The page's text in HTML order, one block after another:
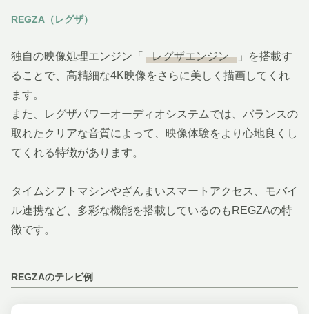
REGZA（レグザ）
独自の映像処理エンジン「 レグザエンジン
」を搭載す
ることで、高精細な4K映像をさらに美しく描画してくれ
ます。
また、レグザパワーオーディオシステムでは、バランスの
取れたクリアな音質によって、映像体験をより心地良くし
てくれる特徴があります。
タイムシフトマシンやざんまいスマートアクセス、モバイ
ル連携など、多彩な機能を搭載しているのもREGZAの特
徴です。
REGZAのテレビ例